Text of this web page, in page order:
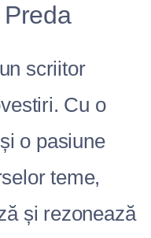
scriitor
Cu o
o pasiune
teme,
și rezonează